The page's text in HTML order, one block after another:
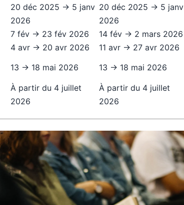
20 déc 2025 → 5 janv
2026
20 déc 2025 → 5 janv
2026
7 fév → 23 fév 2026 14 fév → 2 mars 2026
4 avr → 20 avr 2026 11 avr → 27 avr 2026
13 → 18 mai 2026 13 → 18 mai 2026
À partir du 4 juillet
2026
À partir du 4 juillet
2026